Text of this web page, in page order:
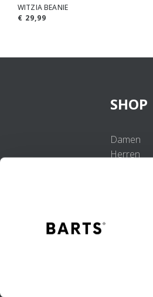
WITZIA BEANIE
€ 29,99
SHOP
Damen
Herren